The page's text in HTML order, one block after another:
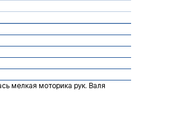
мелкая моторика рук. Валя